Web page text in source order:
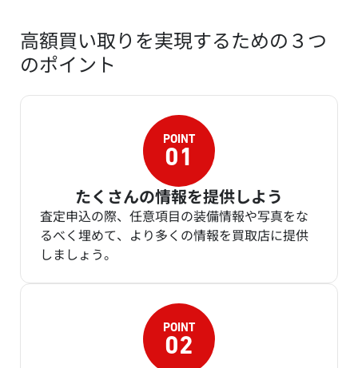
高額買い取りを実現するための３つ
のポイント
たくさんの情報を提供しよう
査定申込の際、任意項目の装備情報や写真をな
るべく埋めて、より多くの情報を買取店に提供
しましょう。